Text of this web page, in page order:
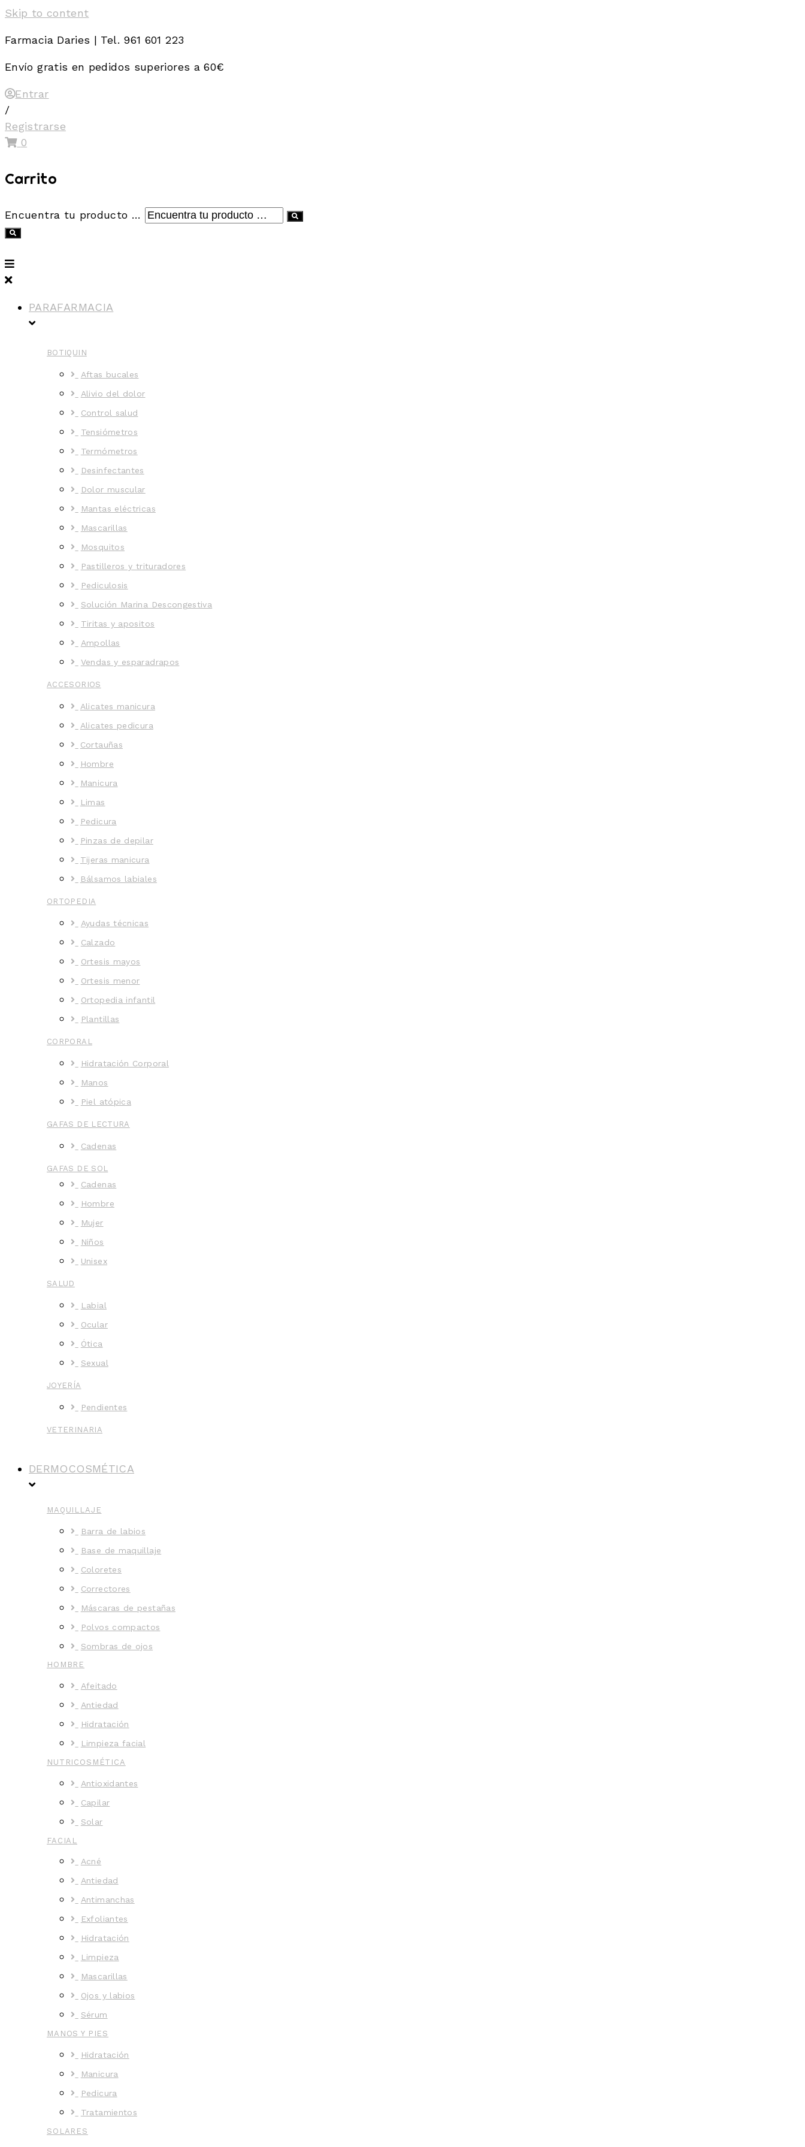
Skip to content
Farmacia Daries | Tel. 961 601 223
Envío gratis en pedidos superiores a 60€
Entrar
/
Registrarse
0
Carrito
Encuentra tu producto …
PARAFARMACIA
BOTIQUIN
Aftas bucales
Alivio del dolor
Control salud
Tensiómetros
Termómetros
Desinfectantes
Dolor muscular
Mantas eléctricas
Mascarillas
Mosquitos
Pastilleros y trituradores
Pediculosis
Solución Marina Descongestiva
Tiritas y apositos
Ampollas
Vendas y esparadrapos
ACCESORIOS
Alicates manicura
Alicates pedicura
Cortauñas
Hombre
Manicura
Limas
Pedicura
Pinzas de depilar
Tijeras manicura
Bálsamos labiales
ORTOPEDIA
Ayudas técnicas
Calzado
Ortesis mayos
Ortesis menor
Ortopedia infantil
Plantillas
CORPORAL
Hidratación Corporal
Manos
Piel atópica
GAFAS DE LECTURA
Cadenas
GAFAS DE SOL
Cadenas
Hombre
Mujer
Niños
Unisex
SALUD
Labial
Ocular
Ótica
Sexual
JOYERÍA
Pendientes
VETERINARIA
DERMOCOSMÉTICA
MAQUILLAJE
Barra de labios
Base de maquillaje
Coloretes
Correctores
Máscaras de pestañas
Polvos compactos
Sombras de ojos
HOMBRE
Afeitado
Antiedad
Hidratación
Limpieza facial
NUTRICOSMÉTICA
Antioxidantes
Capilar
Solar
FACIAL
Acné
Antiedad
Antimanchas
Exfoliantes
Hidratación
Limpieza
Mascarillas
Ojos y labios
Sérum
MANOS Y PIES
Hidratación
Manicura
Pedicura
Tratamientos
SOLARES